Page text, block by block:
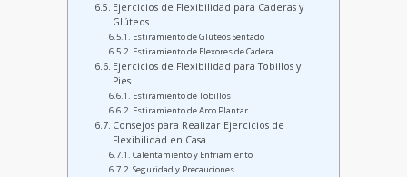
Ejercicios de Flexibilidad para Caderas y
Glúteos
Estiramiento de Glúteos Sentado
Estiramiento de Flexores de Cadera
Ejercicios de Flexibilidad para Tobillos y
Pies
Estiramiento de Tobillos
Estiramiento de Arco Plantar
Consejos para Realizar Ejercicios de
Flexibilidad en Casa
Calentamiento y Enfriamiento
Seguridad y Precauciones